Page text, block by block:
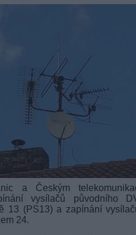
a Českým
vysílačů původního
13 (PS13) a zapínání
24.